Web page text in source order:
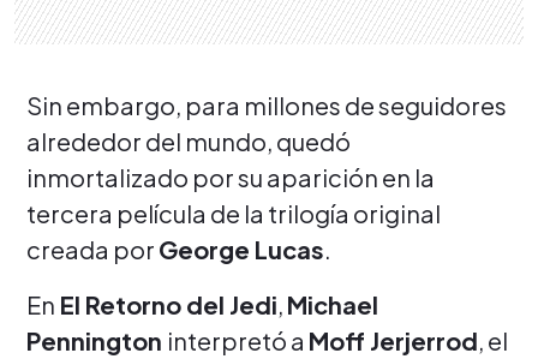
Sin embargo, para millones de seguidores
alrededor del mundo, quedó
inmortalizado por su aparición en la
tercera película de la trilogía original
creada por George Lucas.
En El Retorno del Jedi, Michael
Pennington interpretó a Moff Jerjerrod, el